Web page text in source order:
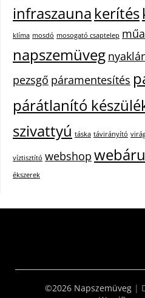
infraszauna kerítés
klíma mosdó mosogató csaptelep
napszemüveg
pezsgő páramentesítés
párátlanító
szivattyú táska távirányító
víztisztító webshop
ékszerek
©2026 Napszemüveg |